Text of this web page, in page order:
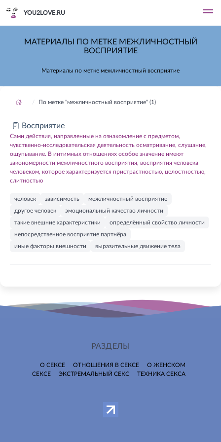
YOU2LOVE.RU
МАТЕРИАЛЫ ПО МЕТКЕ МЕЖЛИЧНОСТНЫЙ
ВОСПРИЯТИЕ
Материалы по метке межличностный восприятие
По метке "межличностный восприятие" (1)
Восприятие
Сами действия, направленные на ознакомление с предметом,
чувственно-исследовательская деятельность осматривание, слушание,
ощупывание. В интимных отношениях особое значение имеют
закономерности межличностного восприятия, восприятия человека
человеком, которое характеризуется пристрастностью, целостностью,
слитностью
человек зависимость
межличностный восприятие
другое человек
эмоциональный качество личности
такие внешние характеристики
определённый свойство личности
непосредственное восприятие партнёра
иные факторы внешности
выразительные движение тела
РАЗДЕЛЫ
О СЕКСЕ ОТНОШЕНИЯ В СЕКСЕ
О ЖЕНСКОМ
СЕКСЕ
ЭКСТРЕМАЛЬНЫЙ СЕКС ТЕХНИКА СЕКСА